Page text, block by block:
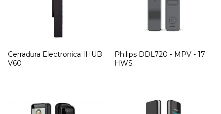
Cerradura Electronica IHUB
V60
Philips DDL720 - MPV - 17
HWS